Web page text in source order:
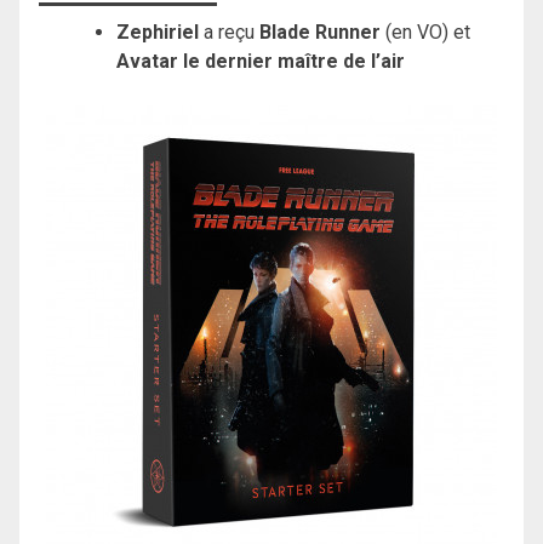
Zephiriel a reçu Blade Runner (en VO) et
Avatar le dernier maître de l’air